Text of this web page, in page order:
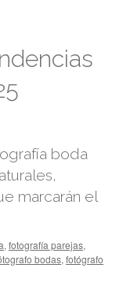
boda
marcarán el
, fotografía parejas,
bodas, fotógrafo